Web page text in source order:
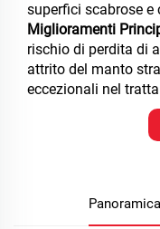
superfici scabrose e
Miglioramenti
rischio di perdita di
attrito del manto
eccezionali nel
Panoramica